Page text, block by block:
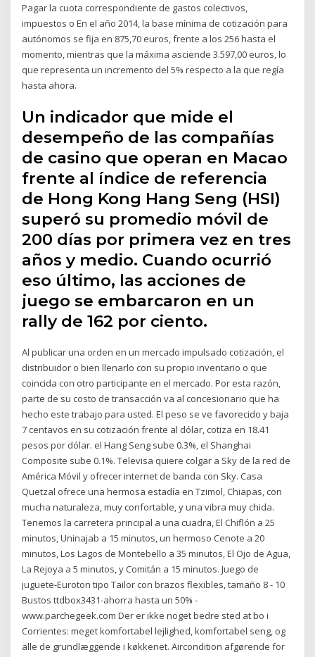
Pagar la cuota correspondiente de gastos colectivos,
impuestos o En el año 2014, la base mínima de cotización para
autónomos se fija en 875,70 euros, frente a los 256 hasta el
momento, mientras que la máxima asciende 3.597,00 euros, lo
que representa un incremento del 5% respecto a la que regía
hasta ahora.
Un indicador que mide el
desempeño de las compañías
de casino que operan en Macao
frente al índice de referencia
de Hong Kong Hang Seng (HSI)
superó su promedio móvil de
200 días por primera vez en tres
años y medio. Cuando ocurrió
eso último, las acciones de
juego se embarcaron en un
rally de 162 por ciento.
Al publicar una orden en un mercado impulsado cotización, el
distribuidor o bien llenarlo con su propio inventario o que
coincida con otro participante en el mercado. Por esta razón,
parte de su costo de transacción va al concesionario que ha
hecho este trabajo para usted. El peso se ve favorecido y baja
7 centavos en su cotización frente al dólar, cotiza en 18.41
pesos por dólar. el Hang Seng sube 0.3%, el Shanghai
Composite sube 0.1%. Televisa quiere colgar a Sky de la red de
América Móvil y ofrecer internet de banda con Sky. Casa
Quetzal ofrece una hermosa estadía en Tzimol, Chiapas, con
mucha naturaleza, muy confortable, y una vibra muy chida.
Tenemos la carretera principal a una cuadra, El Chiflón a 25
minutos, Uninajab a 15 minutos, un hermoso Cenote a 20
minutos, Los Lagos de Montebello a 35 minutos, El Ojo de Agua,
La Rejoya a 5 minutos, y Comitán a 15 minutos. Juego de
juguete-Euroton tipo Tailor con brazos flexibles, tamaño 8 - 10
Bustos ttdbox3431-ahorra hasta un 50% -
www.parchegeek.com Der er ikke noget bedre sted at bo i
Corrientes: meget komfortabel lejlighed, komfortabel seng, og
alle de grundlæggende i køkkenet. Aircondition afgørende for